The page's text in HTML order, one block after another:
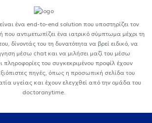
ένα end-to-end solution που υποστηρίζει τον
που αντιμετωπίζει ένα ιατρικό σύμπτωμα μέχρι τη
δίνοντάς του τη δυνατότητα να βρεί ειδικό, να
μέσω chat και να μιλήσει μαζί του μέσω
πληροφορίες του συγκεκριμένου προφίλ έχουν
πηγές, όπως η προσωπική σελίδα του
υγείας και έχουν ελεγχθεί από την ομάδα του
doctoranytime.